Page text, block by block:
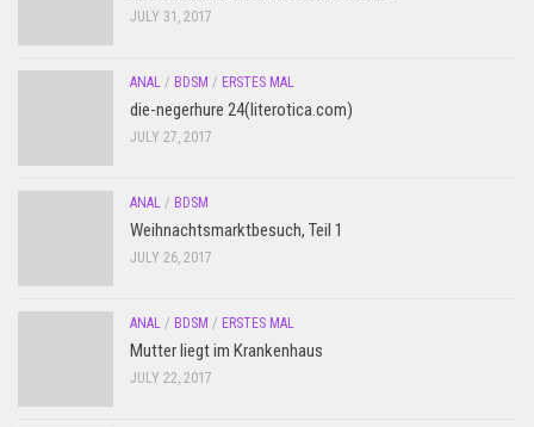
JULY 31, 2017
ANAL / BDSM / ERSTES MAL
die-negerhure 24(literotica.com)
JULY 27, 2017
ANAL / BDSM
Weihnachtsmarktbesuch, Teil 1
JULY 26, 2017
ANAL / BDSM / ERSTES MAL
Mutter liegt im Krankenhaus
JULY 22, 2017